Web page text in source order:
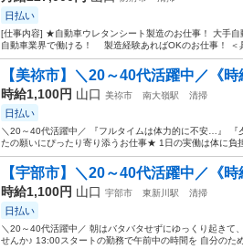
日払い
[仕事内容] ★自動車ウレタンシート製造のお仕事！ 大手
自動車業界で働ける！ 製造経験あればOKのお仕事！
【美祢市】＼20～40代活躍中／《
時給1,100円 山口 美祢市 南大嶺駅 清掃
日払い
＼20～40代活躍中／ 『フルタイムは体力的に不安…』 『
たの願いにぴったり寄り添うお仕事★ 1日の実働は体に負
【宇部市】＼20～40代活躍中／《
時給1,100円 山口 宇部市 東新川駅 清掃
日払い
＼20～40代活躍中／ 朝はバタバタせずにゆっくり起きて
せんか♪ 13:00スタートの勤務で午前中の時間を 自分のた